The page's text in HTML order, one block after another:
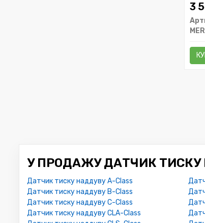
3
У ПРОДАЖУ ДАТЧИК ТИСКУ
Датчик тиску наддуву A-Class
Датчик тиску наддуву B-Class
Датчик тиску наддуву C-Class
Датчик тиску наддуву CLA-Class